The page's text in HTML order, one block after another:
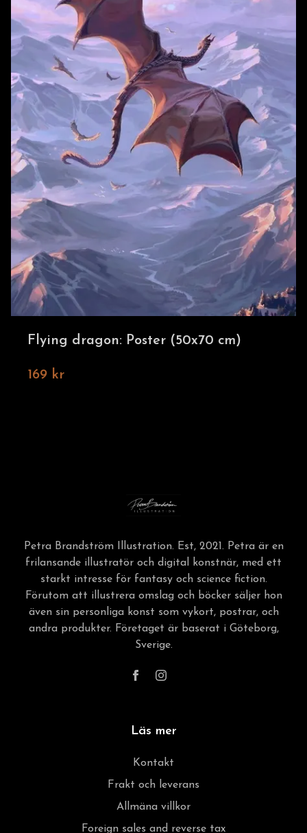
Flying dragon: Poster (50x70 cm)
169 kr
Petra Brandström Illustration. Est, 2021. Petra är en
frilansande illustratör och digital konstnär, med ett
starkt intresse för fantasy och science fiction.
Förutom att illustrera omslag och böcker säljer hon
även sin personliga konst som vykort, postrar, och
andra produkter. Företaget är baserat i Göteborg,
Sverige.
Läs mer
Kontakt
Frakt och leverans
Allmäna villkor
Foreign sales and reverse tax